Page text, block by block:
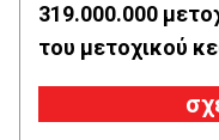
319.000.000
του μετοχικού